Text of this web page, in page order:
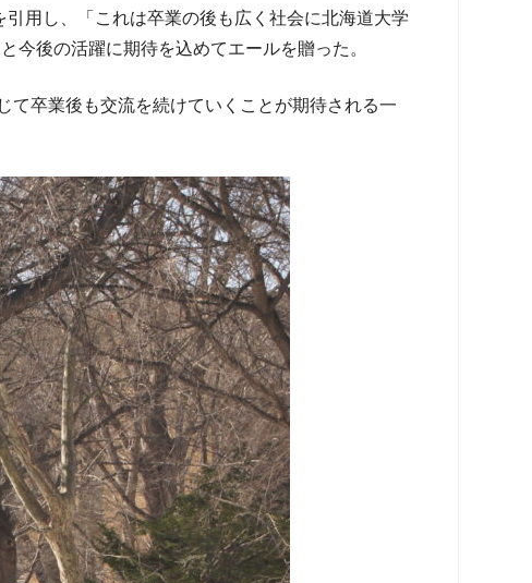
用し、「これは卒業の後も広く社会に北海道大学
後の活躍に期待を込めてエールを贈った。
卒業後も交流を続けていくことが期待される一